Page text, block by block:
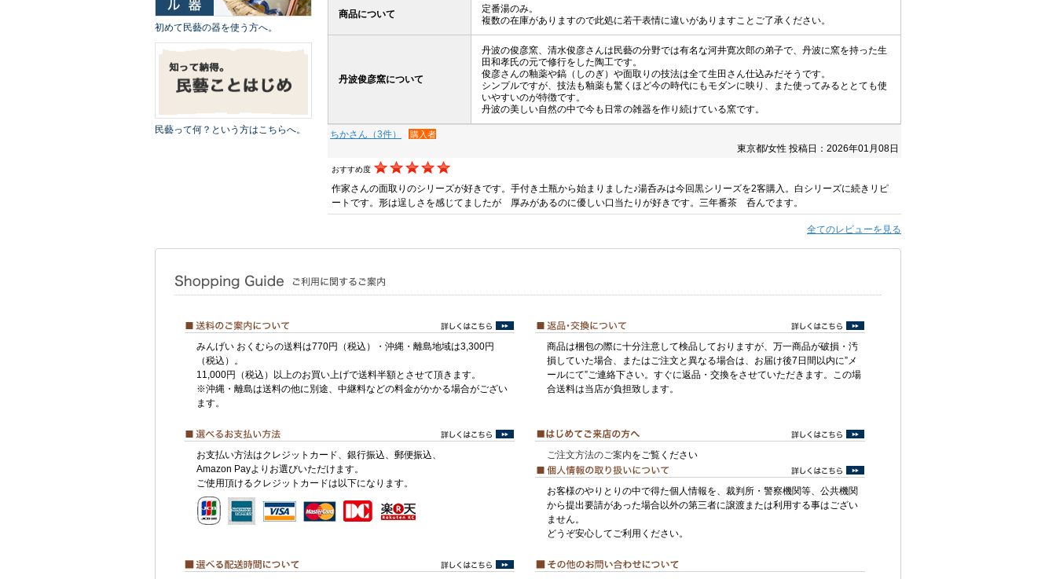
初めて民藝の器を使う方へ。
民藝って何？という方はこちらへ。
商品について
定番湯のみ。
複数の在庫がありますので此処に若干表情に違いがありますことご了承ください。
丹波俊彦窯について
丹波の俊彦窯、清水俊彦さんは民藝の分野では有名な河井寛次郎の弟子で、丹波に窯を持った生
田和孝氏の元で修行をした陶工です。
俊彦さんの釉薬や鎬（しのぎ）や面取りの技法は全て生田さん仕込みだそうです。
シンプルですが、技法も釉薬も驚くほど今の時代にもモダンに映り、また使ってみるととても使
いやすいのが特徴です。
丹波の美しい自然の中で今も日常の雑器を作り続けている窯です。
ちかさん（3件） 購入者
東京都/女性 投稿日：2026年01月08日
おすすめ度
作家さんの面取りのシリーズが好きです。手付き土瓶から始まりました♪湯呑みは今回黒シリーズを2客購入。白シリーズに続きリピ
ートです。形は逞しさを感じてましたが 厚みがあるのに優しい口当たりが好きです。三年番茶 呑んでます。
全てのレビューを見る
みんげい おくむらの送料は770円（税込）・沖縄・離島地域は3,300円
（税込）。
11,000円（税込）以上のお買い上げで送料半額とさせて頂きます。
※沖縄・離島は送料の他に別途、中継料などの料金がかかる場合がござい
ます。
商品は梱包の際に十分注意して検品しておりますが、万一商品が破損・汚
損していた場合、またはご注文と異なる場合は、お届け後7日間以内に”メ
ールにて”ご連絡下さい。すぐに返品・交換をさせていただきます。この場
合送料は当店が負担致します。
お支払い方法はクレジットカード、銀行振込、郵便振込、
Amazon Payよりお選びいただけます。
ご使用頂けるクレジットカードは以下になります。
ご注文方法のご案内をご覧ください
お客様のやりとりの中で得た個人情報を、裁判所・警察機関等、公共機関
から提出要請があった場合以外の第三者に譲渡または利用する事はござい
ません。
どうぞ安心してご利用ください。